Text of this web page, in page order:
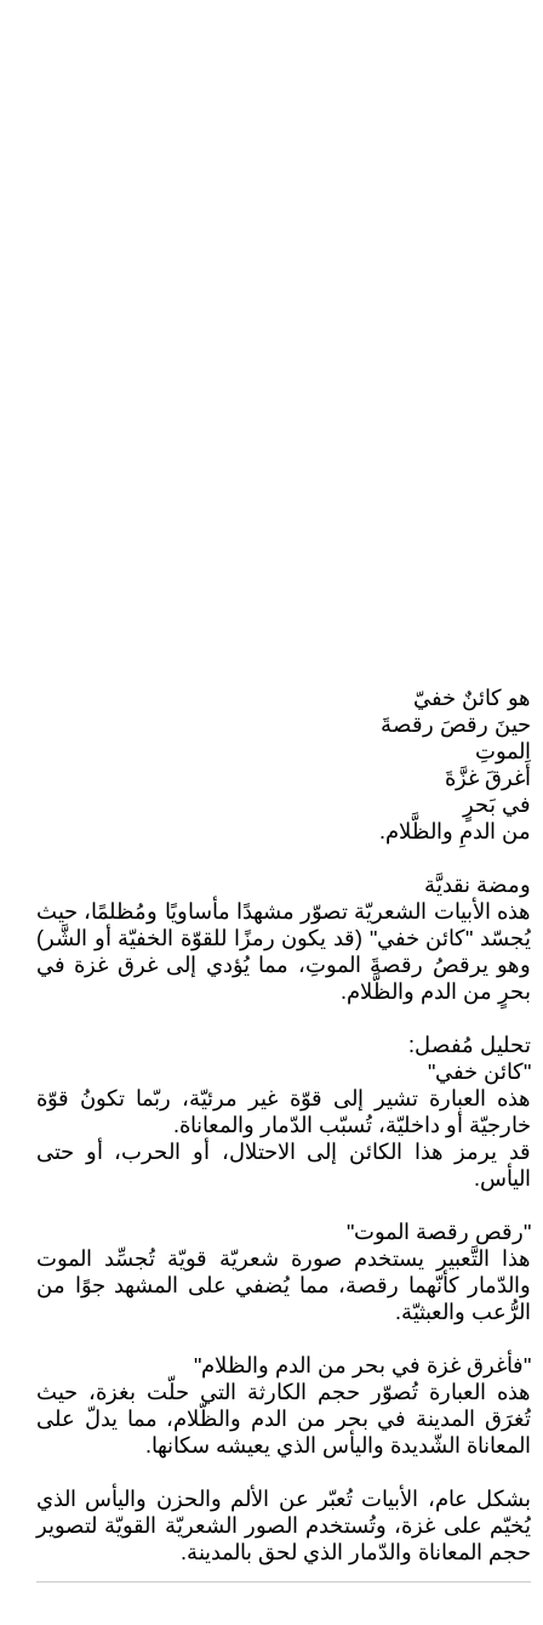
هو كائنٌ خفيّ
حينَ رقصَ رقصةَ
الموتِ
أَغرقَ غزَّةَ
في بَحرٍ
من الدمِ والظَّلام.
ومضة نقديَّة
هذه الأبيات الشعريّة تصوّر مشهدًا مأساويًا ومُظلمًا، حيث
يُجسّد "كائن خفي" (قد يكون رمزًا للقوّة الخفيّة أو الشَّر)
وهو يرقصُ رقصةَ الموتِ، مما يُؤدي إلى غرق غزة في
بحرٍ من الدم والظَّلام.
تحليل مُفصل:
"كائن خفي"
هذه العبارة تشير إلى قوّة غير مرئيّة، ربّما تكونُ قوّة
خارجيّة أو داخليّة، تُسبّب الدّمار والمعاناة.
قد يرمز هذا الكائن إلى الاحتلال، أو الحرب، أو حتى
اليأس.
"رقص رقصة الموت"
هذا التَّعبير يستخدم صورة شعريّة قويّة تُجسِّد الموت
والدّمار كأنّهما رقصة، مما يُضفي على المشهد جوًا من
الرُّعب والعبثيّة.
"فأغرق غزة في بحر من الدم والظلام"
هذه العبارة تُصوّر حجم الكارثة التي حلّت بغزة، حيث
تُغرَق المدينة في بحر من الدم والظّلام، مما يدلّ على
المعاناة الشّديدة واليأس الذي يعيشه سكانها.
بشكل عام، الأبيات تُعبّر عن الألم والحزن واليأس الذي
يُخيّم على غزة، وتُستخدم الصور الشعريّة القويّة لتصوير
حجم المعاناة والدّمار الذي لحق بالمدينة.